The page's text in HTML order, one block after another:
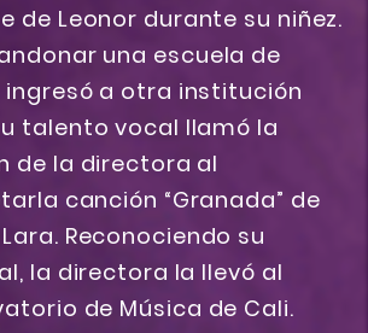
de Leonor durante su niñez.
una escuela de
ingresó a otra institución
talento vocal llamó la
de la directora al
canción “Granada” de
Reconociendo su
la directora la llevó al
de Música de Cali.